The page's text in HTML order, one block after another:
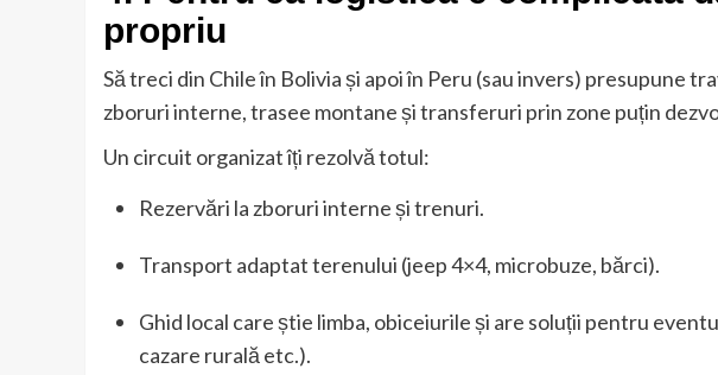
propriu
Să treci din Chile în Bolivia și apoi în Peru (sau invers) presupune
zboruri interne, trasee montane și transferuri prin zone puțin
Un circuit organizat îți rezolvă totul:
Rezervări la zboruri interne și trenuri.
Transport adaptat terenului (jeep 4×4, microbuze, bărci).
Ghid local care știe limba, obiceiurile și are soluții pentru
cazare rurală etc.).